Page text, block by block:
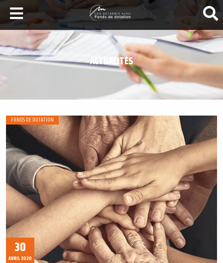
LA SANTÉ AU SOMMET
DEVENEZ MÉCÈNES
NOS PROJETS
ILS NOUS SOUTIENNENT
FAIRE UN DON
ACTUALITÉS
FONDS DE DOTATION
30
AVRIL 2020